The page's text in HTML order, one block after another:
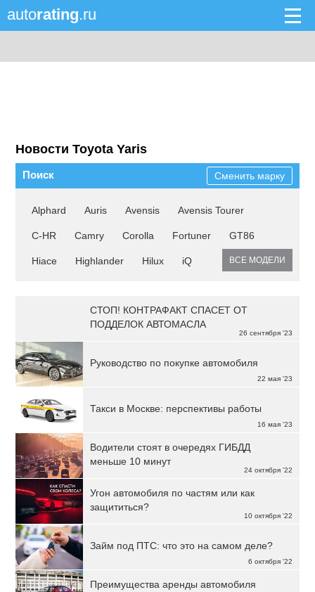
autorating.ru
Новости Toyota Yaris
Поиск Сменить марку
Alphard Auris Avensis Avensis Tourer
C-HR Camry Corolla Fortuner GT86
Hiace Highlander Hilux iQ ВСЕ МОДЕЛИ
26 сентября '23
СТОП! КОНТРАФАКТ СПАСЕТ ОТ
ПОДДЕЛОК АВТОМАСЛА
22 мая '23
Руководство по покупке автомобиля
16 мая '23
Такси в Москве: перспективы работы
24 октября '22
Водители стоят в очередях ГИБДД
меньше 10 минут
10 октября '22
Угон автомобиля по частям или как
защититься?
6 октября '22
Займ под ПТС: что это на самом деле?
Преимущества аренды автомобиля